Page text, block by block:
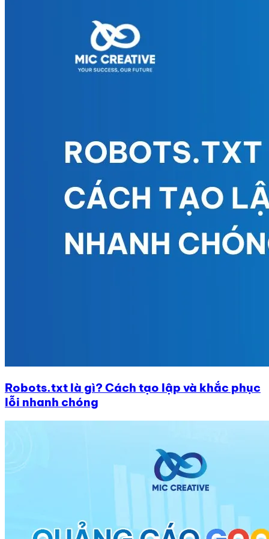
Robots.txt là gì? Cách tạo lập và khắc phục
lỗi nhanh chóng